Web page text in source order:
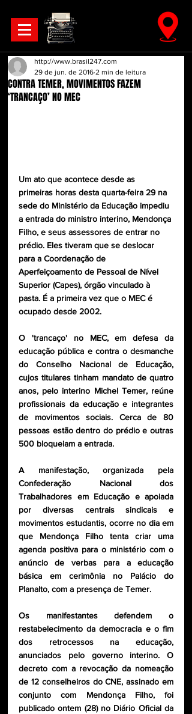
CONTRA TEMER, MOVIMENTOS FAZEM
‘TRANCAÇO’ NO MEC
http://www.brasil247.com
29 de jun. de 2016 2 min de leitura
Um ato que acontece desde as
primeiras horas desta quarta-feira 29 na
sede do Ministério da Educação impediu
a entrada do ministro interino, Mendonça
Filho, e seus assessores de entrar no
prédio. Eles tiveram que se deslocar
para a Coordenação de
Aperfeiçoamento de Pessoal de Nível
Superior (Capes), órgão vinculado à
pasta. É a primeira vez que o MEC é
ocupado desde 2002.
O 'trancaço' no MEC, em defesa da
educação pública e contra o desmanche
do Conselho Nacional de Educação,
cujos titulares tinham mandato de quatro
anos, pelo interino Michel Temer, reúne
profissionais da educação e integrantes
de movimentos sociais. Cerca de 80
pessoas estão dentro do prédio e outras
500 bloqueiam a entrada.
A manifestação, organizada pela
Confederação Nacional dos
Trabalhadores em Educação e apoiada
por diversas centrais sindicais e
movimentos estudantis, ocorre no dia em
que Mendonça Filho tenta criar uma
agenda positiva para o ministério com o
anúncio de verbas para a educação
básica em cerimônia no Palácio do
Planalto, com a presença de Temer.
Os manifestantes defendem o
restabelecimento da democracia e o fim
dos retrocessos na educação,
anunciados pelo governo interino. O
decreto com a revocação da nomeação
de 12 conselheiros do CNE, assinado em
conjunto com Mendonça Filho, foi
publicado ontem (28) no Diário Oficial da